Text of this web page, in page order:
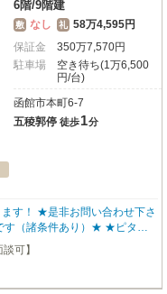
6階/9階建
敷 なし 礼 58万4,595円
保証金
350万7,570円
駐車場
空き待ち(1万6,500
円/台)
函館市本町6-7
五稜郭停 徒歩1分
す！ ★是非お問い合わせ下さ
す（諸条件あり）★ ★ピタッ
可】